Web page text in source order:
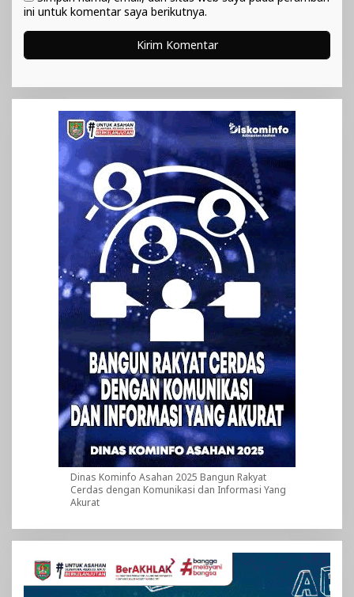
ini untuk komentar saya berikutnya.
Dinas Kominfo Asahan 2025 Bangun Rakyat
Cerdas dengan Komunikasi dan Informasi Yang
Akurat
Pemutar
Video